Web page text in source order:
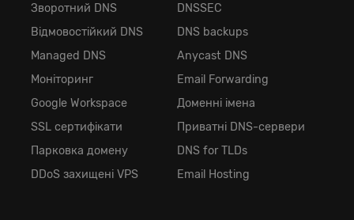
Зворотний DNS
Відмовостійкий DNS
Managed DNS
Моніторинг
Google Workspace
SSL сертифікати
Парковка домену
DDoS захищені VPS
DNSSEC
DNS backups
Anycast DNS
Email Forwarding
Доменні імена
Приватні DNS-сервери
DNS for TLDs
Email Hosting